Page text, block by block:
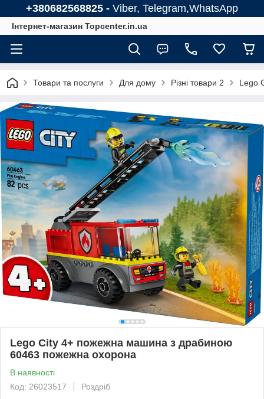
+380682568825 - Viber, Telegram,WhatsApp
Інтернет-магазин Topcenter.in.ua
Товари та послуги Для дому Різні товари 2 Lego
Lego City 4+ пожежна машина з драбиною
60463 пожежна охорона
В наявності
Код: 26023517
Роздріб